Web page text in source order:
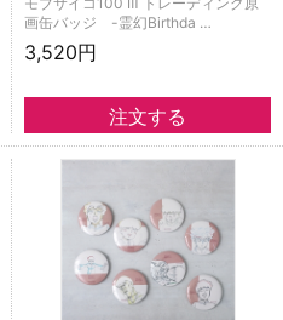
画缶バッジ -霊幻Birthda …
3,520円